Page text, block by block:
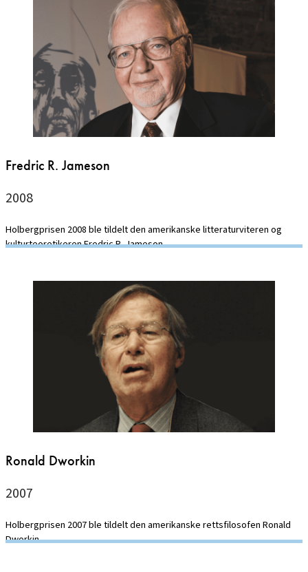
Fredric R. Jameson
2008
Holbergprisen 2008 ble tildelt den amerikanske litteraturviteren og
kulturteoretikeren Fredric R. Jameson.
Ronald Dworkin
2007
Holbergprisen 2007 ble tildelt den amerikanske rettsfilosofen Ronald
Dworkin.